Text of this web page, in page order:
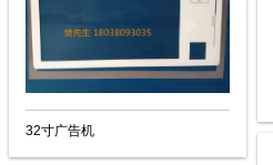
32寸广告机